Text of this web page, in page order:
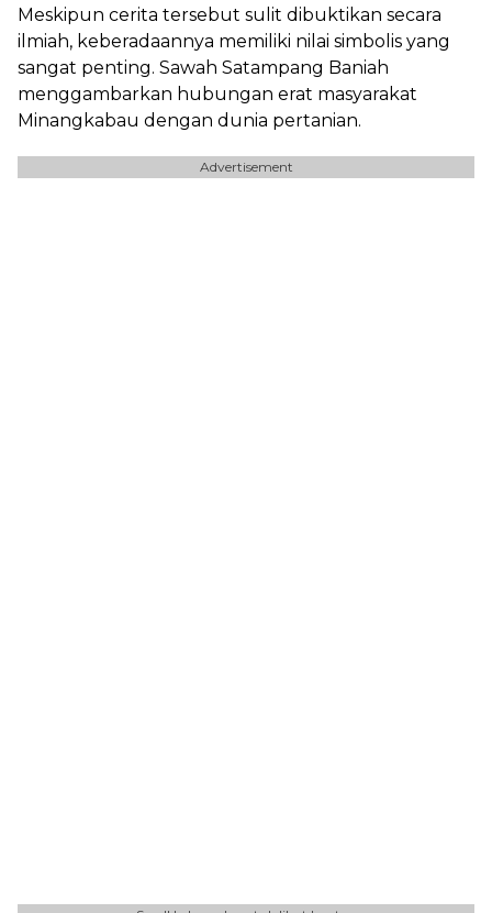
Meskipun cerita tersebut sulit dibuktikan secara
ilmiah, keberadaannya memiliki nilai simbolis yang
sangat penting. Sawah Satampang Baniah
menggambarkan hubungan erat masyarakat
Minangkabau dengan dunia pertanian.
Advertisement